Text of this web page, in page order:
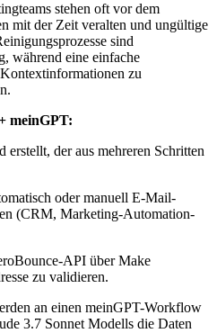
stehen oft vor dem
mit der Zeit veralten und ungültige
sind
während eine einfache
zu
meinGPT:
der aus mehreren Schritten
oder manuell E-Mail-
(CRM, Marketing-Automation-
API über Make
zu validieren.
an einen meinGPT-Workflow
3.7 Sonnet Modells die Daten